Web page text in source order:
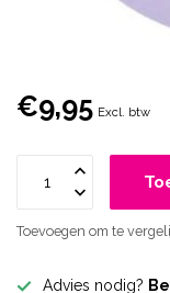
€9,95 Excl. btw
Toevoegen om te
Advies nodig?